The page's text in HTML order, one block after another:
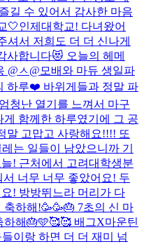
길 수 있어서 감사한 마음
🤍인제대학교! 다녀왔어
셔서 저희도 더 더 신나게
사합니다😻 오늘의 헤메
@ㅅ@ 모배와 마듀 생일파
하루❤️ 바위게들과 정말 파
청난 열기를 느껴서 마구
함께한 하루였기에 그 공
말 고맙고 사랑해요!!!! 또
는 일들이 남았으니까 기
! 근처에서 고려대학생분
너무 너무 좋았어요! 두
! 방방뛰느라 머리가 다
하해!🥳🥳🎂 7초의 신 마
하해🎂🩵🥰🥰 배그X마운틴
이랑 하면 더 더 재미 넘